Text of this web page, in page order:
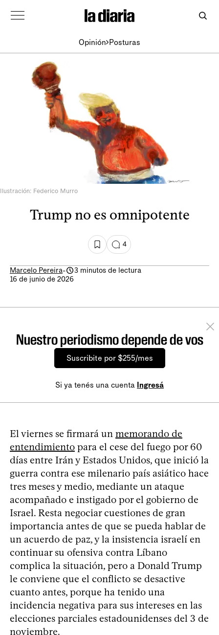
Opinión Posturas
Ilustración: Federico Murro
Trump no es omnipotente
4
Marcelo Pereira-
3 minutos de lectura
16 de junio de 2026
Nuestro periodismo depende de vos
Suscribite por $255/mes
Si ya tenés una cuenta Ingresá
El viernes se firmará un memorando de
entendimiento para el cese del fuego por 60
días entre Irán y Estados Unidos, que inició la
guerra contra ese milenario país asiático hace
tres meses y medio, mediante un ataque
acompañado e instigado por el gobierno de
Israel. Resta negociar cuestiones de gran
importancia antes de que se pueda hablar de
un acuerdo de paz, y la insistencia israelí en
continuar su ofensiva contra Líbano
complica la situación, pero a Donald Trump
le conviene que el conflicto se desactive
cuanto antes, porque ha tenido una
incidencia negativa para sus intereses en las
elecciones parciales estadounidenses del 3 de
noviembre.